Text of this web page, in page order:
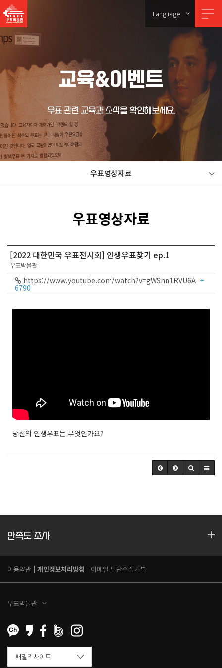
Language
교육&이벤트
우표 관련 교육과 소식을 확인해보세요.
우표영상자료
우표영상자료
[2022 대한민국 우표전시회] 인생우표찾기 ep.1
우표박물관
https://www.youtube.com/watch?v=gWSnn1RVU6A +
6790
당신의 인생우표는 무엇인가요?
만족도 조사
이용약관 개인정보처리방침 이메일 무단수집거부
우표박물관